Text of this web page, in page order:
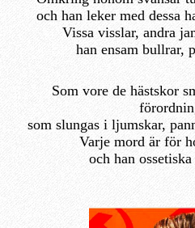
och han leker med dessa
Vissa visslar, andra
han ensam bullrar,
Som vore de hästskor
som slungas i ljumskar,
Varje mord är för
och han